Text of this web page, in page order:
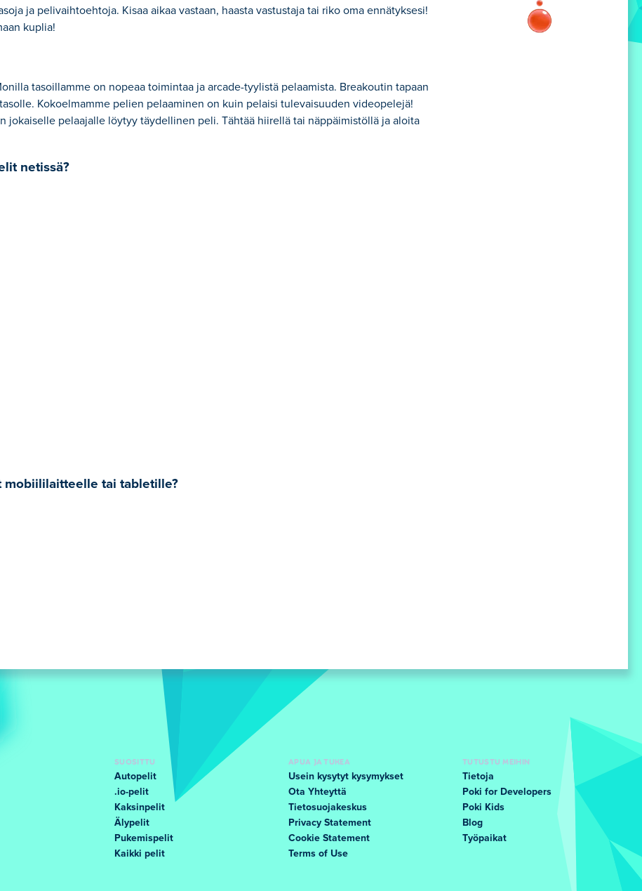
ja pelivaihtoehtoja. Kisaa aikaa vastaan, haasta vastustaja tai riko oma ennätyksesi!
kuplia!
tasoillamme on nopeaa toimintaa ja arcade-tyylistä pelaamista. Breakoutin tapaan
Kokoelmamme pelien pelaaminen on kuin pelaisi tulevaisuuden videopelejä!
jokaiselle pelaajalle löytyy täydellinen peli. Tähtää hiirellä tai näppäimistöllä ja aloita
netissä?
mobiililaitteelle tai tabletille?
SUOSITTU
Autopelit
.io-pelit
Kaksinpelit
Älypelit
Pukemispelit
Kaikki pelit
APUA JA TUKEA
Usein kysytyt kysymykset
Ota Yhteyttä
Tietosuojakeskus
Privacy Statement
Cookie Statement
Terms of Use
TUTUSTU MEIHIN
Tietoja
Poki for Developers
Poki Kids
Blog
Työpaikat